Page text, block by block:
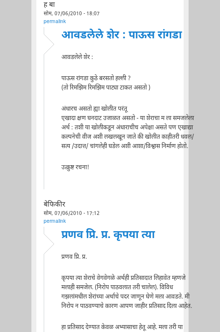
ह बा
सोम, 07/06/2010 - 18:07
permalink
आवडलेले शेर : पाऊस रांगडा
आवडलेले शेर :
पाऊस रांगडा कुठे बरसतो हल्ली ?
(तो रिमझिम रिमझिम पाट्या टाकत असतो )
अंधारच असतो ह्या खोलीत परंतू
एखादा क्षण घनदाट उजाळत असतो - या शेराचा म ला समजलेला
अर्थ : तशी या खोलीकडून अंधाराचीच अपेक्षा असते पण एखाद्या
कल्पनेची वीज अशी लखलखून जाते की खोलीत काहीतरी धवल/
सत्य /उदात्त/ चांगलेही घडेल अशी आशा/विश्वास निर्माण होतो.
उत्क्रुष्ट रचना!
बेफिकीर
सोम, 07/06/2010 - 17:12
permalink
प्रणव प्रि. प्र. कृपया त्या
प्रणव प्रि. प्र.
कृपया त्या शेराचे वेगवेगळे अर्थही प्रतिसादात लिहावेत म्हणजे
मलाही समजेल. (निरोप पाठवलात तरी चालेल). विविध
गझलांमधील शेरांच्या अर्थाचे पदर जाणून घेणे मला आवडते. मी
निरोप न पाठवण्याचे कारण आपण जाहीर प्रतिसाद दिला आहेत.
हा प्रतिसाद देण्यात केवळ अभ्यासाचा हेतू आहे. मला तरी या